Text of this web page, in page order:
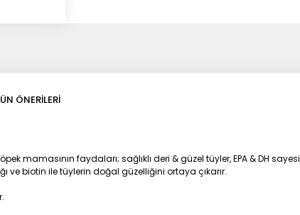
ÖNERILERI
mamasının faydaları; sağlıklı deri & güzel tüyler, EPA & DH
ve biotin ile tüylerin doğal güzelliğini ortaya çıkarır.